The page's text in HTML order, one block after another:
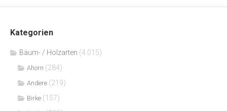
Kategorien
Bäum- / Holzarten (4.015)
Ahorn (284)
Andere (219)
Birke (157)